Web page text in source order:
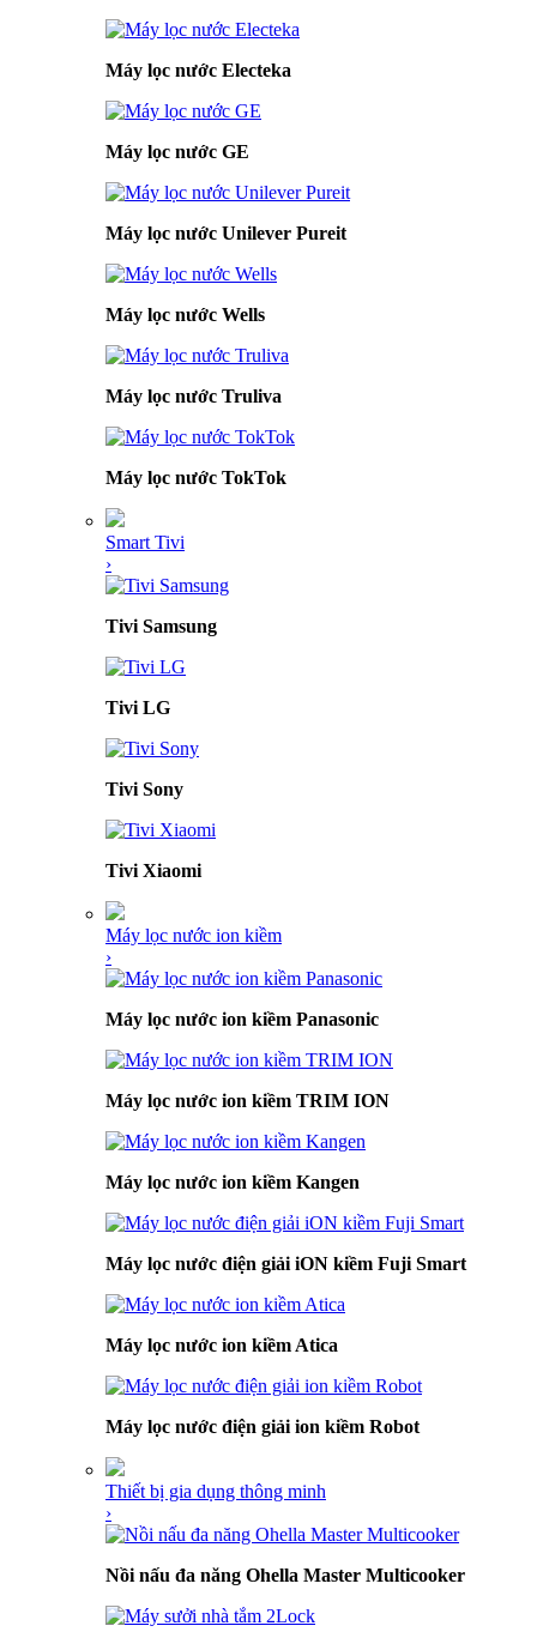
Máy lọc nước Electeka
Máy lọc nước GE
Máy lọc nước Unilever Pureit
Máy lọc nước Wells
Máy lọc nước Truliva
Máy lọc nước TokTok
Smart Tivi
›
Tivi Samsung
Tivi LG
Tivi Sony
Tivi Xiaomi
Máy lọc nước ion kiềm
›
Máy lọc nước ion kiềm Panasonic
Máy lọc nước ion kiềm TRIM ION
Máy lọc nước ion kiềm Kangen
Máy lọc nước điện giải iON kiềm Fuji Smart
Máy lọc nước ion kiềm Atica
Máy lọc nước điện giải ion kiềm Robot
Thiết bị gia dụng thông minh
›
Nồi nấu đa năng Ohella Master Multicooker